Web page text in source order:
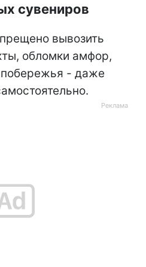
сувениров
вывозить
обломки амфор,
- даже